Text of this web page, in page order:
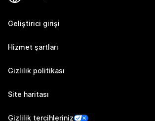
Geliştirici girişi
Hizmet şartları
Gizlilik politikası
Site haritası
Gizlilik tercihleriniz